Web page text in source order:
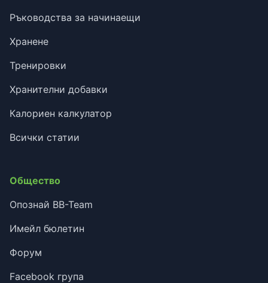
Ръководства за начинаещи
Хранене
Тренировки
Хранителни добавки
Калориен калкулатор
Всички статии
Общество
Опознай BB-Team
Имейл бюлетин
Форум
Facebook група